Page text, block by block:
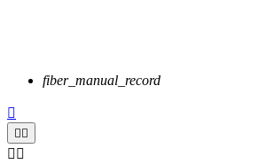
fiber_manual_record


 